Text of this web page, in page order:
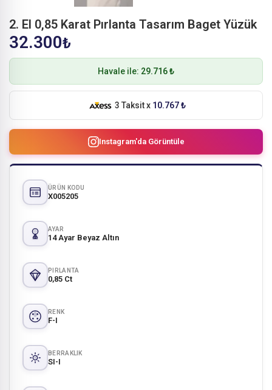
2. El 0,85 Karat Pırlanta Tasarım Baget Yüzük
32.300₺
Havale ile: 29.716 ₺
3 Taksit x 10.767 ₺
Instagram'da Görüntüle
ÜRÜN KODU
X005205
AYAR
14 Ayar Beyaz Altın
PIRLANTA
0,85 Ct
RENK
F-I
BERRAKLIK
SI-I